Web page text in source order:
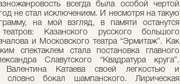
всегда была особой чертой
не стал исключением. И несмотря на такую
на мой взгляд, в памяти останутся
Казанского русского большого
и Московского театра “Эрмитаж”. Как
спектаклем стала постановка главного
Славутского “Квадратура круга”.
Катаева своей легкостью и
бокал шампанского. Лирическая